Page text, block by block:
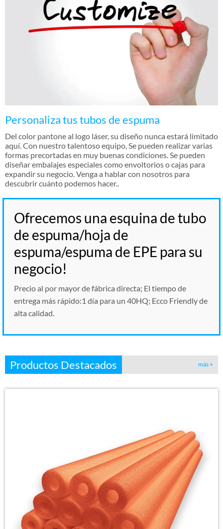
Personaliza tus tubos de espuma
Del color pantone al logo láser, su diseño nunca estará limitado
aquí. Con nuestro talentoso equipo, Se pueden realizar varias
formas precortadas en muy buenas condiciones. Se pueden
diseñar embalajes especiales como envoltorios o cajas para
expandir su negocio. Venga a hablar con nosotros para
descubrir cuánto podemos hacer..
Ofrecemos una esquina de tubo
de espuma/hoja de
espuma/espuma de EPE para su
negocio!
Precio al por mayor de fábrica directa; El tiempo de
entrega más rápido:1 día para un 40HQ; Ecco Friendly de
alta calidad.
Productos Destacados más +